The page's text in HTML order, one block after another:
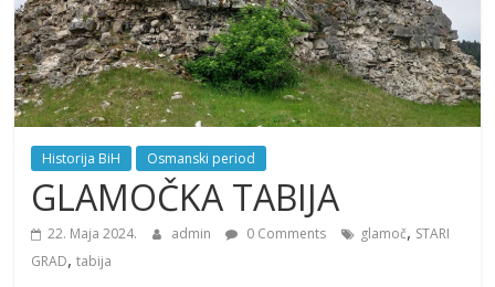
Historija BiH Osmanski period
GLAMOČKA TABIJA
22. Maja 2024. admin 0 Comments glamoč, STARI
GRAD,tabija